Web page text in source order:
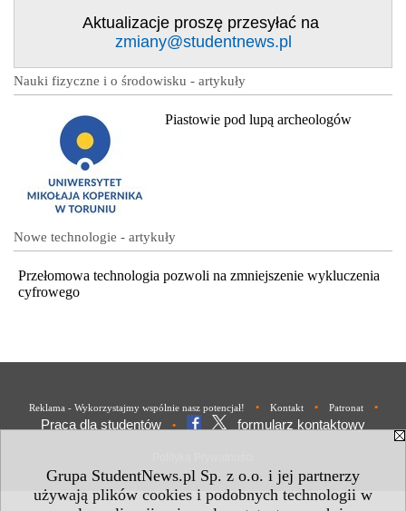
Grupa StudentNews.pl Sp. z o.o. i jej partnerzy
używają plików cookies i podobnych technologii w
Aktualizacje proszę przesyłać na
zmiany@studentnews.pl
Nauki fizyczne i o środowisku - artykuły
Piastowie pod lupą archeologów
Nowe technologie - artykuły
Przełomowa technologia pozwoli na zmniejszenie wykluczenia
cyfrowego
Reklama - Wykorzystajmy wspólnie nasz potencjał! • Kontakt • Patronat •
Praca dla studentów • formularz kontaktowy